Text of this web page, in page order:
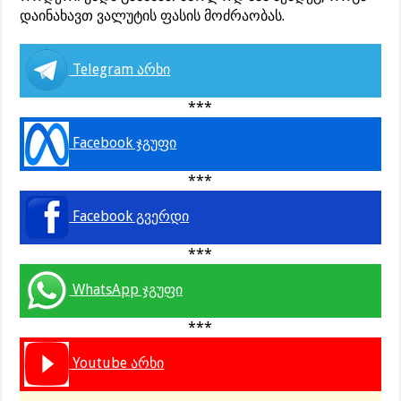
დაინახავთ ვალუტის ფასის მოძრაობას.
Telegram არხი
***
Facebook ჯგუფი
***
Facebook გვერდი
***
WhatsApp ჯგუფი
***
Youtube არხი